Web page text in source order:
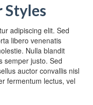
Styles
adipiscing elit. Sed
libero venenatis
Nulla blandit
semper justo. Sed
auctor convallis nisl
fermentum lectus, vel